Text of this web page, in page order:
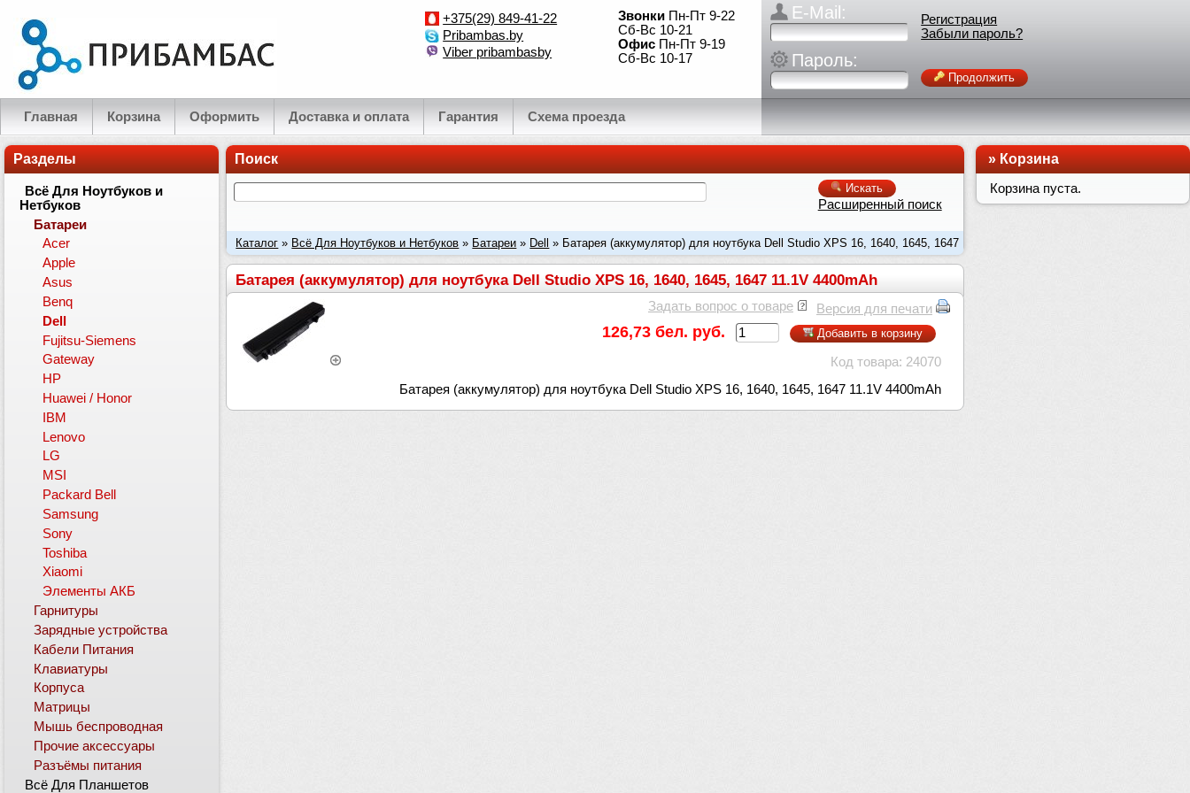
+375(29) 849-41-22
Pribambas.by
Viber pribambasby
Звонки Пн-Пт 9-22
Сб-Вс 10-21
Офис Пн-Пт 9-19
Сб-Вс 10-17
Главная Корзина Оформить Доставка и оплата Гарантия Схема проезда
E-Mail:
Пароль:
Регистрация
Забыли пароль?
Продолжить
Поиск
Искать
Расширенный поиск
Каталог » Всё Для Ноутбуков и Нетбуков » Батареи » Dell
» Батарея (аккумулятор) для ноутбука Dell Studio XPS 16, 1640, 1645, 1647
11.1V 4400mAh
Батарея (аккумулятор) для ноутбука Dell Studio XPS 16, 1640, 1645, 1647 11.1V 4400mAh
Версия для печати
Задать вопрос о товаре
126,73 бел. руб. Добавить в корзину
Код товара: 24070
Батарея (аккумулятор) для ноутбука Dell Studio XPS 16, 1640, 1645, 1647 11.1V 4400mAh
Разделы
Всё Для Ноутбуков и
Нетбуков
Батареи
Acer
Apple
Asus
Benq
Dell
Fujitsu-Siemens
Gateway
HP
Huawei / Honor
IBM
Lenovo
LG
MSI
Packard Bell
Samsung
Sony
Toshiba
Xiaomi
Элементы АКБ
Гарнитуры
Зарядные устройства
Кабели Питания
Клавиатуры
Корпуса
Матрицы
Мышь беспроводная
Прочие аксессуары
Разъёмы питания
Всё Для Планшетов
»Корзина
Корзина пуста.